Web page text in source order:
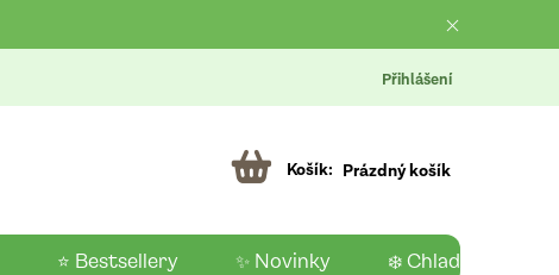
Přihlášení
Prázdný košík
⭐ Bestsellery ✨ Novinky ❄️ Chladící